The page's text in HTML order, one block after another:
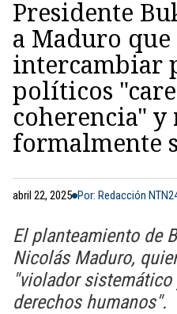
Presidente
a Maduro
intercambiar
políticos
coherencia" y
formalmente
abril 22, 2025 Por: Redacción
El planteamiento de
Nicolás Maduro,
"violador
derechos humanos".